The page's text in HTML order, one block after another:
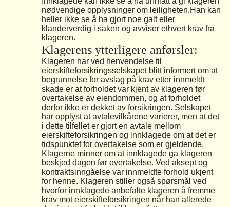
nødvendige opplysninger om leiligheten.Han kan
heller ikke se å ha gjort noe galt eller
klanderverdig i saken og avviser ethvert krav fra
klageren.
Klagerens ytterligere anførsler:
Klageren har ved henvendelse til
eierskifteforsikringsselskapet blitt informert om at
begrunnelse for avslag på krav etter innmeldt
skade er at forholdet var kjent av klageren før
overtakelse av eiendommen, og at forholdet
derfor ikke er dekket av forsikringen. Selskapet
har opplyst at avtalevilkårene varierer, men at det
i dette tilfellet er gjort en avtale mellom
eierskifteforsikringen og innklagede om at det er
tidspunktet for overtakelse som er gjeldende.
Klagerne minner om at innklagede ga klageren
beskjed dagen før overtakelse. Ved aksept og
kontraktsinngåelse var innmeldte forhold ukjent
for henne. Klageren stiller også spørsmål ved
hvorfor innklagede anbefalte klageren å fremme
krav mot eierskifteforsikringen når han allerede